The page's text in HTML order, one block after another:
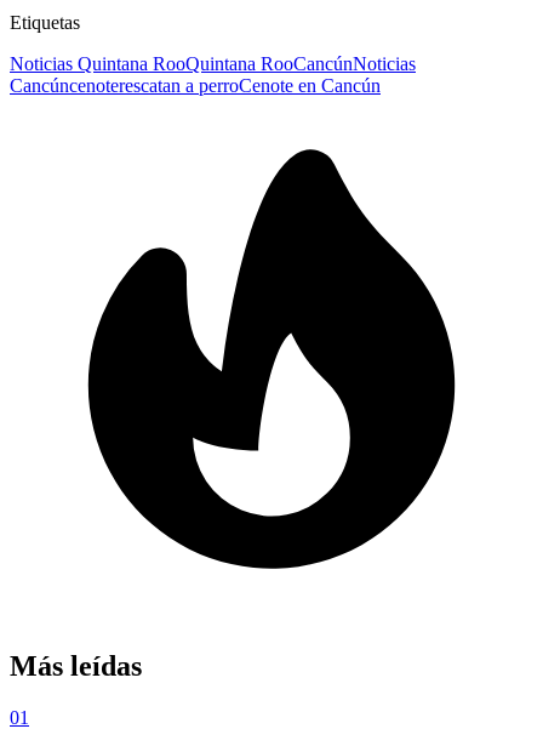
Etiquetas
Noticias Quintana RooQuintana RooCancúnNoticias
Cancúncenoterescatan a perroCenote en Cancún
Más leídas
01